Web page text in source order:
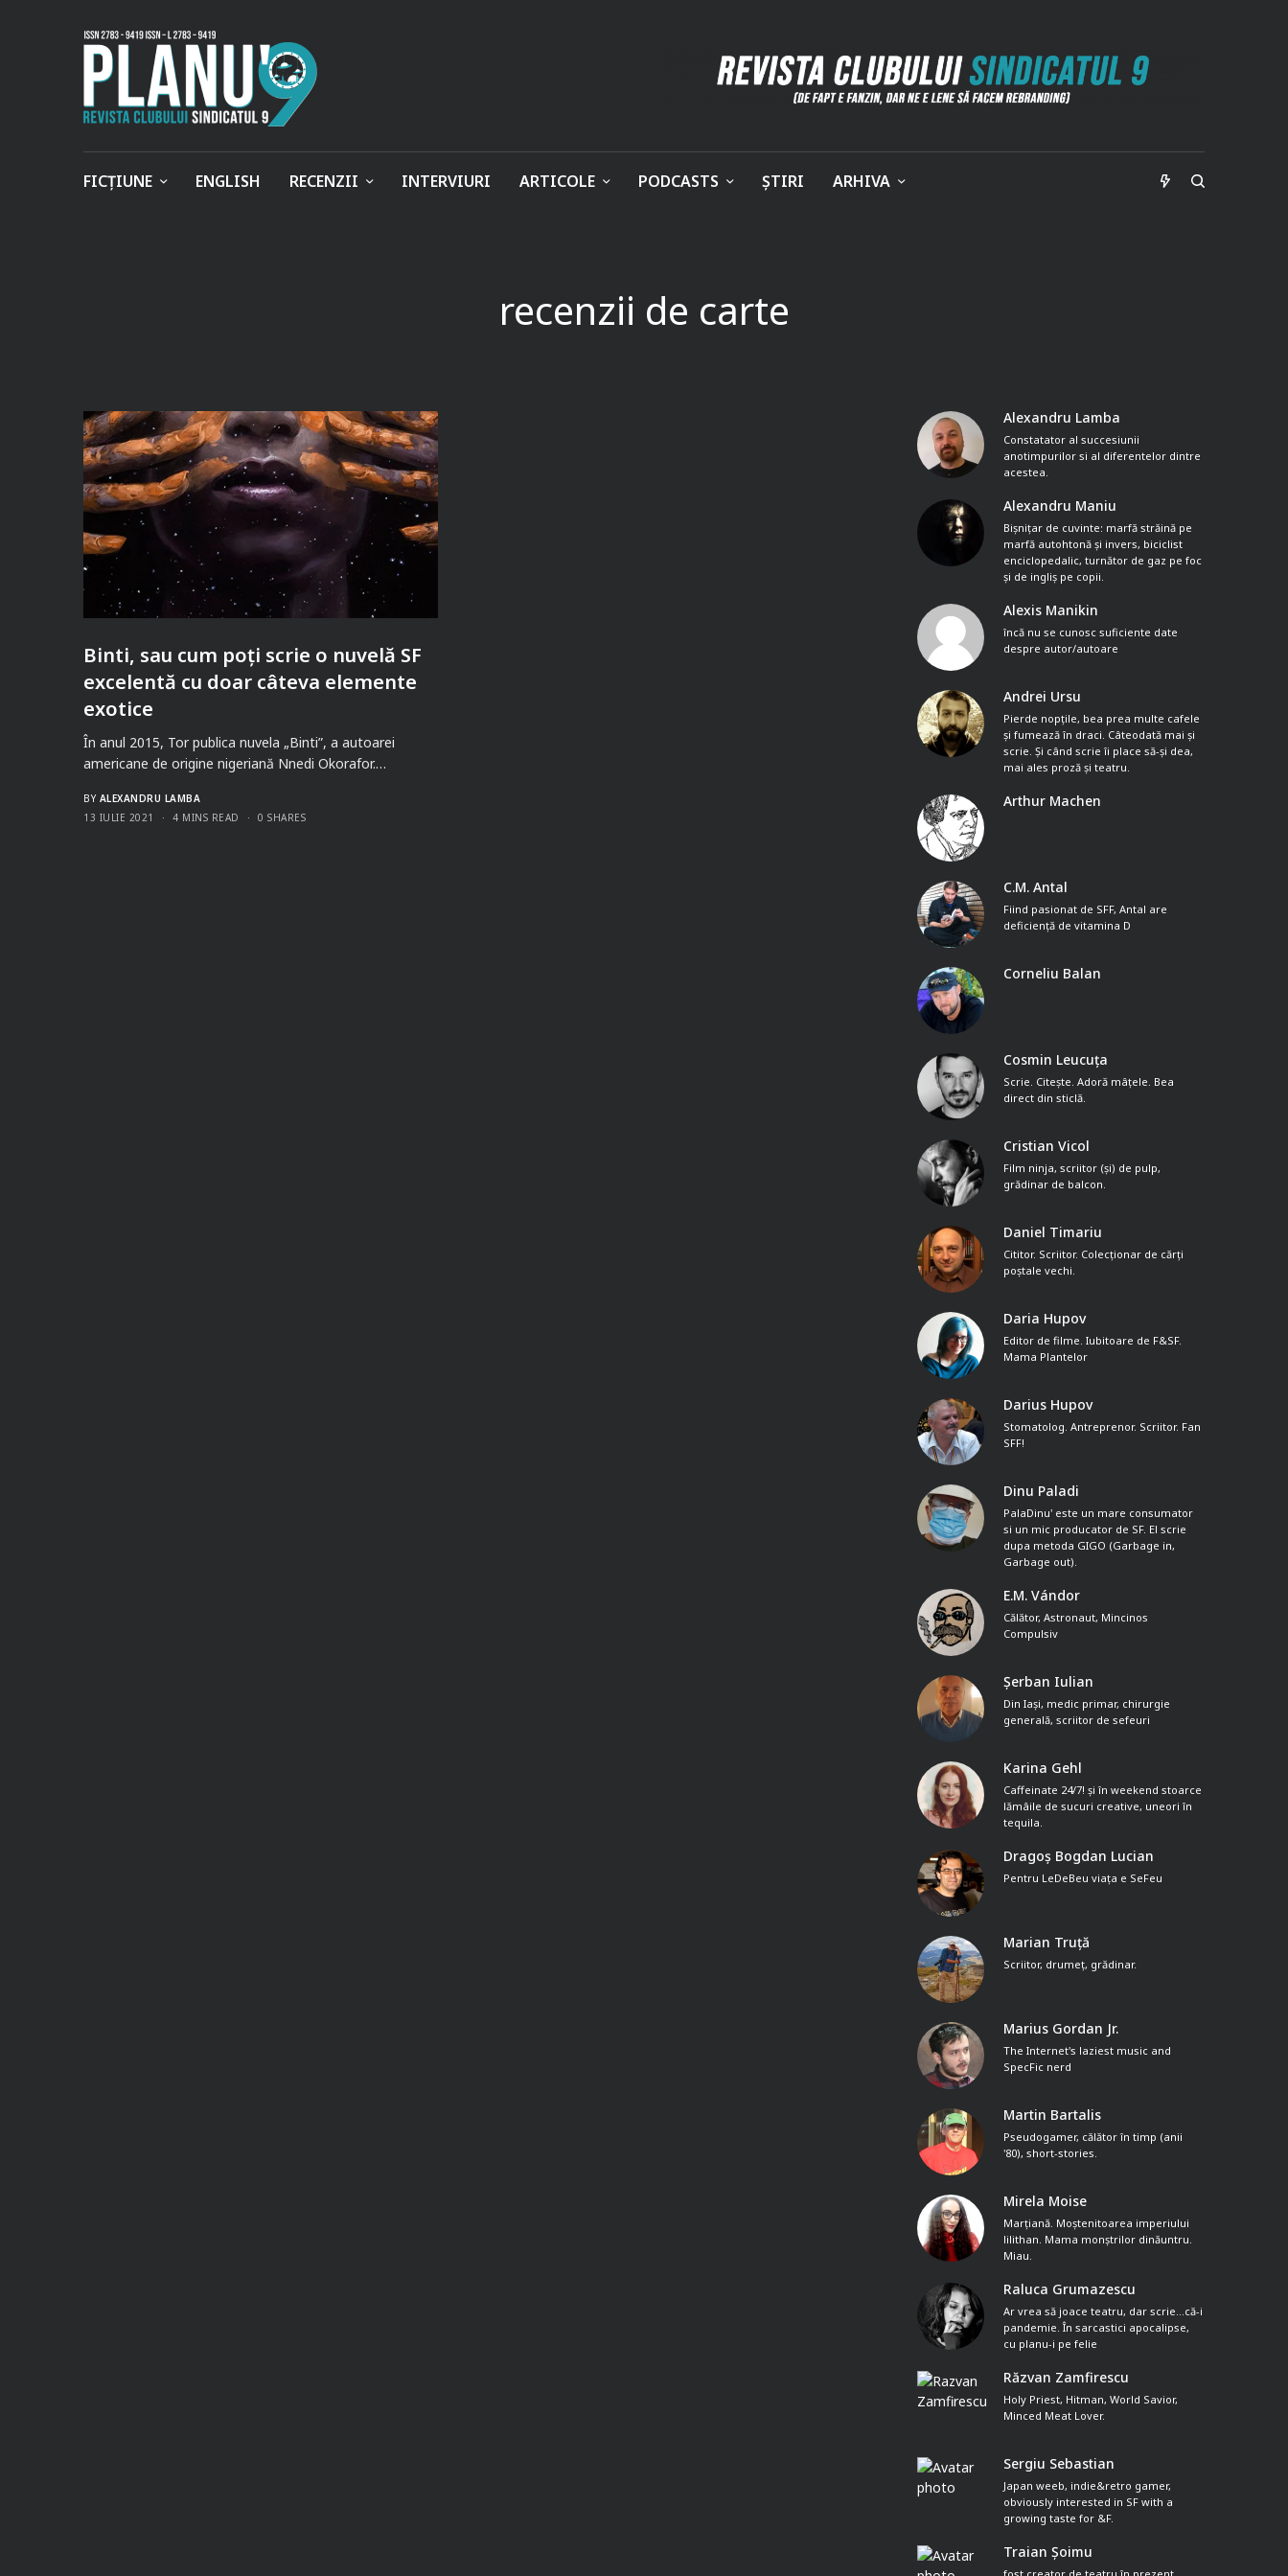
FICȚIUNE ENGLISH RECENZII INTERVIURI ARTICOLE PODCASTS ȘTIRI ARHIVA
recenzii de carte
Binti, sau cum poți scrie o nuvelă SF
excelentă cu doar câteva elemente
exotice
În anul 2015, Tor publica nuvela „Binti”, a autoarei
americane de origine nigeriană Nnedi Okorafor.…
BY ALEXANDRU LAMBA
13 IULIE 2021
4 MINS READ 0 SHARES
Alexandru Lamba
Constatator al succesiunii
anotimpurilor si al diferentelor dintre
acestea.
Alexandru Maniu
Bișnițar de cuvinte: marfă străină pe
marfă autohtonă și invers, biciclist
enciclopedalic, turnător de gaz pe foc
și de ingliș pe copii.
Alexis Manikin
încă nu se cunosc suficiente date
despre autor/autoare
Andrei Ursu
Pierde nopțile, bea prea multe cafele
și fumează în draci. Câteodată mai și
scrie. Și când scrie îi place să-și dea,
mai ales proză și teatru.
Arthur Machen
C.M. Antal
Fiind pasionat de SFF, Antal are
deficiență de vitamina D
Corneliu Balan
Cosmin Leucuța
Scrie. Citește. Adoră mâțele. Bea
direct din sticlă.
Cristian Vicol
Film ninja, scriitor (și) de pulp,
grădinar de balcon.
Daniel Timariu
Cititor. Scriitor. Colecționar de cărți
poștale vechi.
Daria Hupov
Editor de filme. Iubitoare de F&SF.
Mama Plantelor
Darius Hupov
Stomatolog. Antreprenor. Scriitor. Fan
SFF!
Dinu Paladi
PalaDinu' este un mare consumator
si un mic producator de SF. El scrie
dupa metoda GIGO (Garbage in,
Garbage out).
E.M. Vándor
Călător, Astronaut, Mincinos
Compulsiv
Șerban Iulian
Din Iași, medic primar, chirurgie
generală, scriitor de sefeuri
Karina Gehl
Caffeinate 24/7! și în weekend stoarce
lămâile de sucuri creative, uneori în
tequila.
Dragoș Bogdan Lucian
Pentru LeDeBeu viața e SeFeu
Marian Truță
Scriitor, drumeț, grădinar.
Marius Gordan Jr.
The Internet's laziest music and
SpecFic nerd
Martin Bartalis
Pseudogamer, călător în timp (anii
'80), short-stories.
Mirela Moise
Marțiană. Moștenitoarea imperiului
lilithan. Mama monștrilor dinăuntru.
Miau.
Raluca Grumazescu
Ar vrea să joace teatru, dar scrie...că-i
pandemie. În sarcastici apocalipse,
cu planu-i pe felie
Răzvan Zamfirescu
Holy Priest, Hitman, World Savior,
Minced Meat Lover.
Sergiu Sebastian
Japan weeb, indie&retro gamer,
obviously interested in SF with a
growing taste for &F.
Traian Șoimu